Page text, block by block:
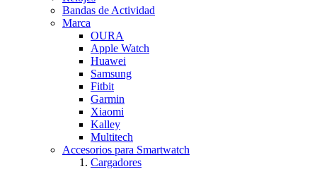
Bandas de Actividad
Marca
OURA
Apple Watch
Huawei
Samsung
Fitbit
Garmin
Xiaomi
Kalley
Multitech
Accesorios para Smartwatch
Cargadores